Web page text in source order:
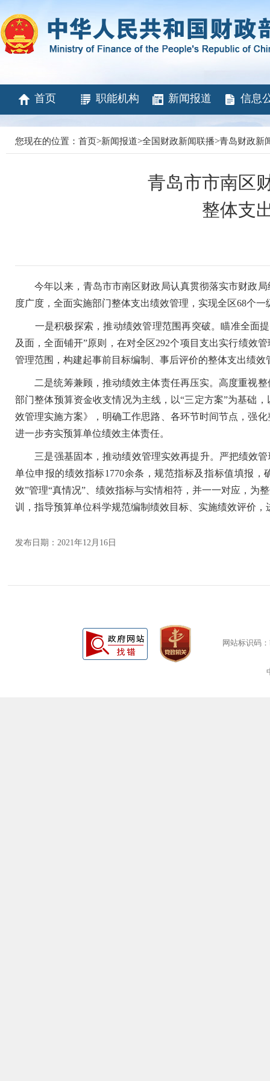
首页 职能机构 新闻报道 信息
您现在的位置： 首页>新闻报道>全国财政新闻联播>青岛财政新
青岛市市南区
整体支
今年以来，青岛市市南区财政局认真贯彻落实市财政局
度广度，全面实施部门整体支出绩效管理，实现全区68个一
一是积极探索，推动绩效管理范围再突破。瞄准全面提
及面，全面铺开”原则，在对全区292个项目支出实行绩效
管理范围，构建起事前目标编制、事后评价的整体支出绩
二是统筹兼顾，推动绩效主体责任再压实。高度重视整
部门整体预算资金收支情况为主线，以“三定方案”为基础
效管理实施方案》，明确工作思路、各环节时间节点，强
进一步夯实预算单位绩效主体责任。
三是强基固本，推动绩效管理实效再提升。严把绩效管
单位申报的绩效指标1770余条，规范指标及指标值填报
效”管理“真情况”、绩效指标与实情相符，并一一对应，为
训，指导预算单位科学规范编制绩效目标、实施绩效评价
发布日期：2021年12月16日
网站标识码